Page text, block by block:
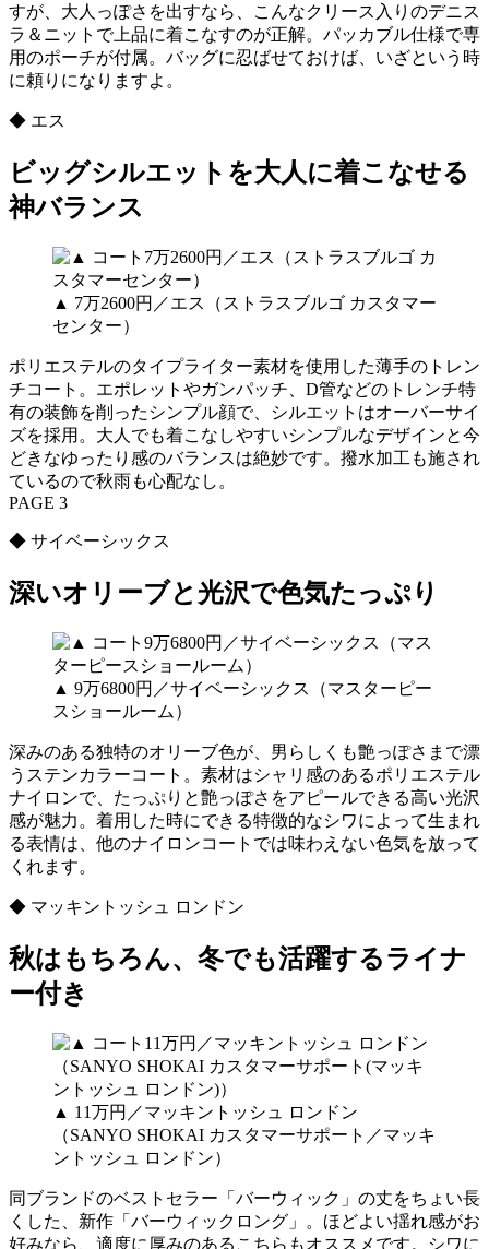
すが、大人っぽさを出すなら、こんなクリース入りのデニス
ラ＆ニットで上品に着こなすのが正解。パッカブル仕様で専
用のポーチが付属。バッグに忍ばせておけば、いざという時
に頼りになりますよ。
◆ エス
ビッグシルエットを大人に着こなせる
神バランス
▲ 7万2600円／エス（ストラスブルゴ カスタマー
センター）
ポリエステルのタイプライター素材を使用した薄手のトレン
チコート。エポレットやガンパッチ、D管などのトレンチ特
有の装飾を削ったシンプル顔で、シルエットはオーバーサイ
ズを採用。大人でも着こなしやすいシンプルなデザインと今
どきなゆったり感のバランスは絶妙です。撥水加工も施され
ているので秋雨も心配なし。
PAGE 3
◆ サイベーシックス
深いオリーブと光沢で色気たっぷり
▲ 9万6800円／サイベーシックス（マスターピー
スショールーム）
深みのある独特のオリーブ色が、男らしくも艶っぽさまで漂
うステンカラーコート。素材はシャリ感のあるポリエステル
ナイロンで、たっぷりと艶っぽさをアピールできる高い光沢
感が魅力。着用した時にできる特徴的なシワによって生まれ
る表情は、他のナイロンコートでは味わえない色気を放って
くれます。
◆ マッキントッシュ ロンドン
秋はもちろん、冬でも活躍するライナ
ー付き
▲ 11万円／マッキントッシュ ロンドン
（SANYO SHOKAI カスタマーサポート／マッキ
ントッシュ ロンドン）
同ブランドのベストセラー「バーウィック」の丈をちょい長
くした、新作「バーウィックロング」。ほどよい揺れ感がお
好みなら、適度に厚みのあるこちらもオススメです。シワに